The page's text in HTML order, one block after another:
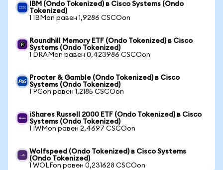
IBM (Ondo Tokenized) в Cisco Systems (Ondo
Tokenized)
1 IBMon равен 1,9286 CSCOon
Roundhill Memory ETF (Ondo Tokenized) в Cisco
Systems (Ondo Tokenized)
1 DRAMon равен 0,423986 CSCOon
Procter & Gamble (Ondo Tokenized) в Cisco
Systems (Ondo Tokenized)
1 PGon равен 1,2185 CSCOon
iShares Russell 2000 ETF (Ondo Tokenized) в Cisco
Systems (Ondo Tokenized)
1 IWMon равен 2,4697 CSCOon
Wolfspeed (Ondo Tokenized) в Cisco Systems
(Ondo Tokenized)
1 WOLFon равен 0,231628 CSCOon